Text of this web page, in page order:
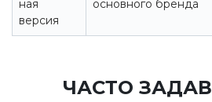
ная
версия
основного бренда
ЧАСТО